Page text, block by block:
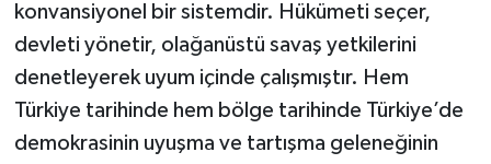
konvansiyonel bir sistemdir. Hükümeti seçer,
devleti yönetir, olağanüstü savaş yetkilerini
denetleyerek uyum içinde çalışmıştır. Hem
Türkiye tarihinde hem bölge tarihinde Türkiye’de
demokrasinin uyuşma ve tartışma geleneğinin